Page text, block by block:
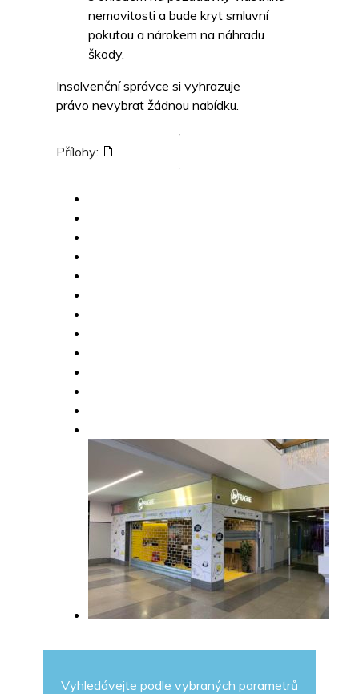
nemovitosti a bude kryt smluvní
pokutou a nárokem na náhradu
škody.
Insolvenční správce si vyhrazuje
právo nevybrat žádnou nabídku.
Přílohy:
Vyhledávejte podle vybraných parametrů